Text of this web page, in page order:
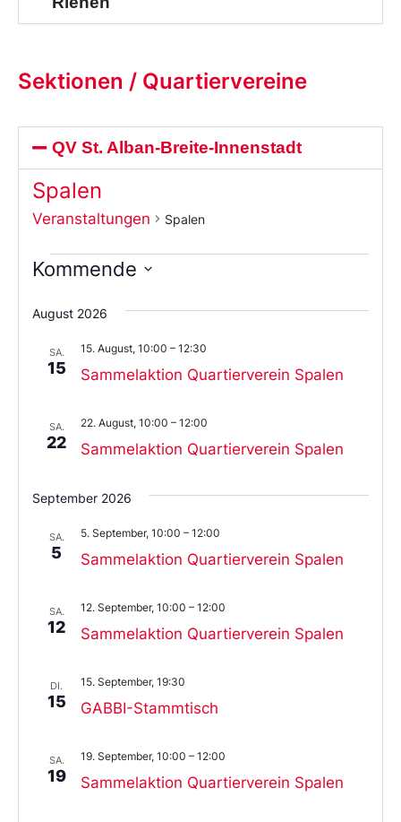
Sektionen / Quartiervereine
QV St. Alban-Breite-Innenstadt
Spalen
Veranstaltungen Spalen
Kommende
Sie
das
aus.
August 2026
SA.
15 Sammelaktion Quartierverein Spalen
15. August, 10:00 – 12:30
SA.
22 Sammelaktion Quartierverein Spalen
22. August, 10:00 – 12:00
September 2026
SA.
5 Sammelaktion Quartierverein Spalen
5. September, 10:00 – 12:00
SA.
12 Sammelaktion Quartierverein Spalen
12. September, 10:00 – 12:00
DI.
15 GABBI-Stammtisch
15. September, 19:30
SA.
19 Sammelaktion Quartierverein Spalen
19. September, 10:00 – 12:00